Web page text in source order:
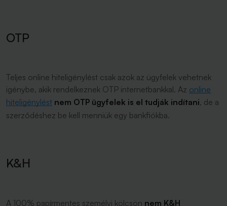
OTP
Teljes online hiteligénylést csak azok az ügyfelek vehetnek
igénybe, akik rendelkeznek OTP internetbankkal. Az online
hiteligénylést nem OTP ügyfelek is el tudják indítani, de a
szerződéshez be kell menniük egy bankfiókba.
K&H
A 100% papírmentes személyi kölcsön nem K&H